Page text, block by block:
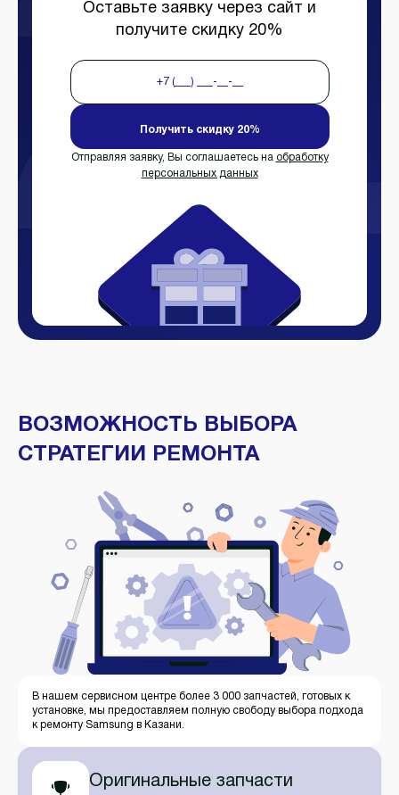
Оставьте заявку через сайт и
получите скидку 20%
Получить скидку 20%
Отправляя заявку, Вы соглашаетесь на обработку
персональных данных
ВОЗМОЖНОСТЬ ВЫБОРА
СТРАТЕГИИ РЕМОНТА
В нашем сервисном центре более 3 000 запчастей, готовых к
установке, мы предоставляем полную свободу выбора подхода
к ремонту Samsung в Казани.
Оригинальные запчасти